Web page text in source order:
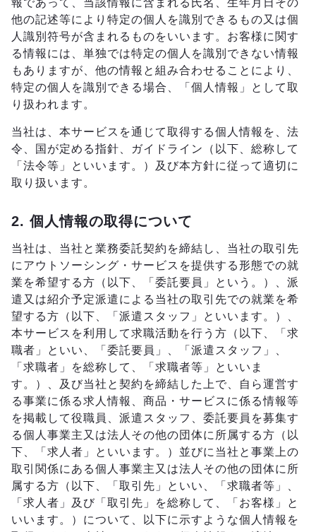
報であって、当該情報に含まれる氏名、生年月日その
他の記述等により特定の個人を識別できるもの又は個
人識別符号が含まれるものをいいます。お客様に関す
る情報には、単独では特定の個人を識別できない情報
もありますが、他の情報と組み合わせることにより、
特定の個人を識別できる場合、「個人情報」として取
り扱われます。
当社は、本サービスを通じて取得する個人情報を、法
令、国が定める指針、ガイドライン（以下、総称して
「法令等」といいます。）及び本方針に従って適切に
取り扱います。
2. 個人情報の取得について
当社は、当社と業務委託契約を締結し、当社の取引先
にアウトソーシング・サービスを提供する形態での就
業を希望する方（以下、「委託要員」という。）、派
遣又は紹介予定派遣による当社の取引先での就業を希
望する方（以下、「派遣スタッフ」といいます。）、
本サービスを利用して求職活動を行う方（以下、「求
職者」といい、「委託要員」、「派遣スタッフ」、
「求職者」を総称して、「求職者等」といいま
す。）、及び当社と契約を締結した上で、自ら運営す
る事業に係る求人情報、商品・サービスに係る情報等
を掲載して役職員、派遣スタッフ、委託要員を募集す
る個人事業主又は法人その他の団体に所属する方（以
下、「求人者」といいます。）並びに当社と事業上の
取引関係にある個人事業主又は法人その他の団体に所
属する方（以下、「取引先」といい、「求職者等」、
「求人者」及び「取引先」を総称して、「お客様」と
いいます。）について、以下に示すような個人情報を